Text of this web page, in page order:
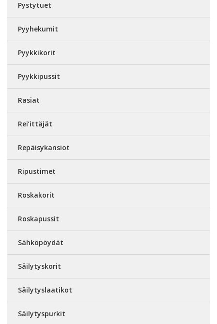
Pystytuet
Pyyhekumit
Pyykkikorit
Pyykkipussit
Rasiat
Rei’ittäjät
Repäisykansiot
Ripustimet
Roskakorit
Roskapussit
Sähköpöydät
Säilytyskorit
Säilytyslaatikot
Säilytyspurkit